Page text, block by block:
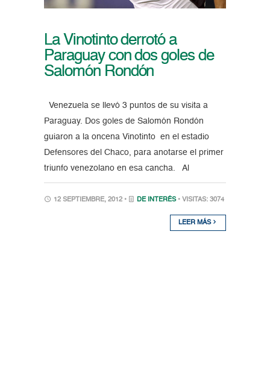
La Vinotinto derrotó a
Paraguay con dos goles de
Salomón Rondón
Venezuela se llevó 3 puntos de su visita a
Paraguay. Dos goles de Salomón Rondón
guiaron a la oncena Vinotinto en el estadio
Defensores del Chaco, para anotarse el primer
triunfo venezolano en esa cancha. Al
12 SEPTIEMBRE, 2012 • DE INTERÉS • VISITAS: 3074
LEER MÁS